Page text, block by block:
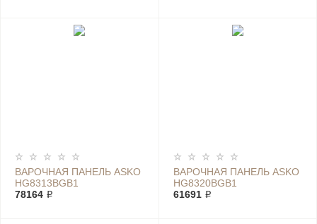
ВАРОЧНАЯ ПАНЕЛЬ ASKO
HG8313BGB1
78164 ₽
ВАРОЧНАЯ ПАНЕЛЬ ASKO
HG8320BGB1
61691 ₽